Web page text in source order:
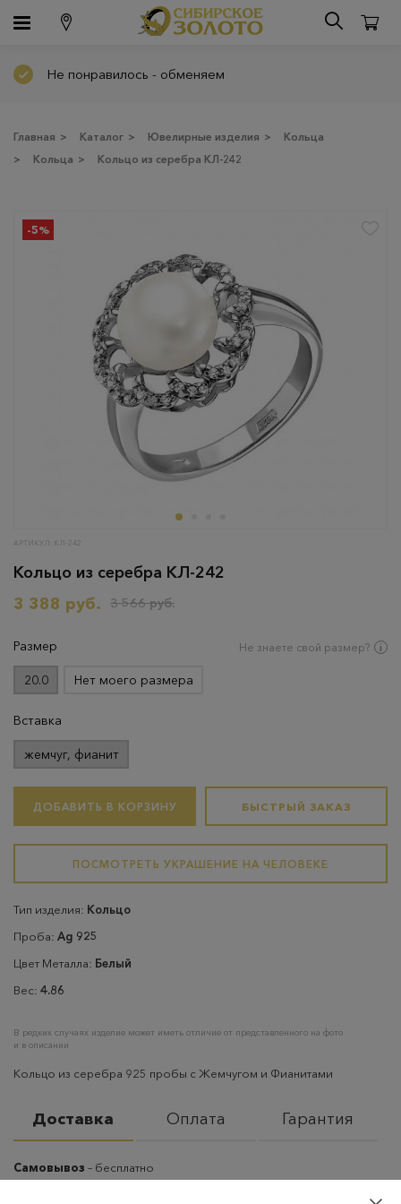
Не понравилось - обменяем
Главная > Каталог > Ювелирные изделия >
Кольца
>
Кольца > Кольцо из серебра КЛ-242
-5%
АРТИКУЛ: КЛ-242
Кольцо из серебра КЛ-242
3 388 руб.
3 566 руб.
Размер Не знаете свой размер?
20.0 Нет моего размера
Вставка
жемчуг, фианит
ДОБАВИТЬ В КОРЗИНУ БЫСТРЫЙ ЗАКАЗ
ПОСМОТРЕТЬ УКРАШЕНИЕ НА ЧЕЛОВЕКЕ
Тип изделия: Кольцо
Проба: Ag 925
Цвет Металла: Белый
Вес: 4.86
В редких случаях изделие может иметь отличие от представленного на фото
и в описании
Кольцо из серебра 925 пробы с Жемчугом и Фианитами
Доставка Оплата Гарантия
Самовывоз – бесплатно